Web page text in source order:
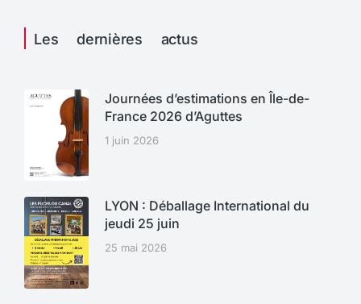
Les dernières actus
Journées d’estimations en Île-de-
France 2026 d’Aguttes
1 juin 2026
LYON : Déballage International du
jeudi 25 juin
25 mai 2026